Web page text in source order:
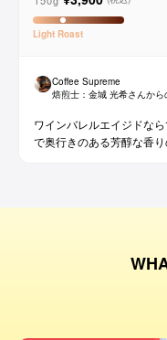
Light Roast
Coffee Supreme
焙煎士： 金城 光希さんから
ワインバレルエイジドな
で奥行きのある芳醇な香